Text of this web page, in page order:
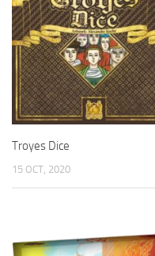
Troyes Dice
15 OCT, 2020